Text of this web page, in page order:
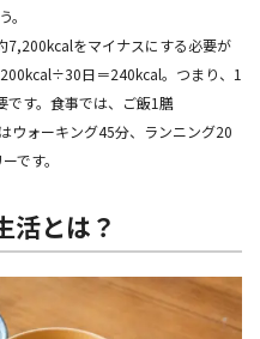
7,200kcalをマイナスにする必要が
日＝240kcal。つまり、1
です。食事では、ご飯1膳
ウォーキング45分、ランニング20
です。
活とは？